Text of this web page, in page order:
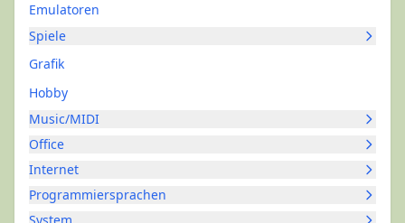
Emulatoren
Spiele
Grafik
Hobby
Music/MIDI
Office
Internet
Programmiersprachen